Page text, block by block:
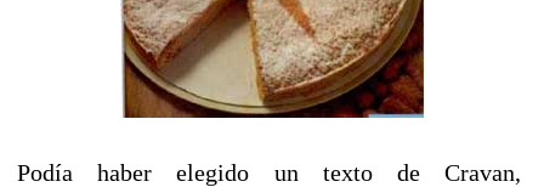
Podía haber elegido un texto de Cravan,